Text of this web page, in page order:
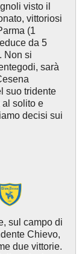
visto il
vittoriosi
(1
da 5
Non si
sarà
suo tridente
al solito e
decisi sui
sul campo di
Chievo,
due vittorie.